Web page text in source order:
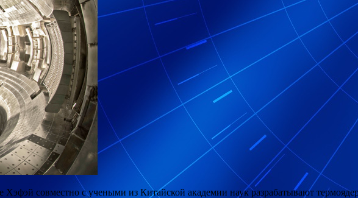
совместно с учеными из Китайской академии наук разрабатывают